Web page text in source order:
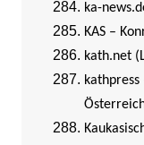
ka-
KAS –
kath.net
kathpress